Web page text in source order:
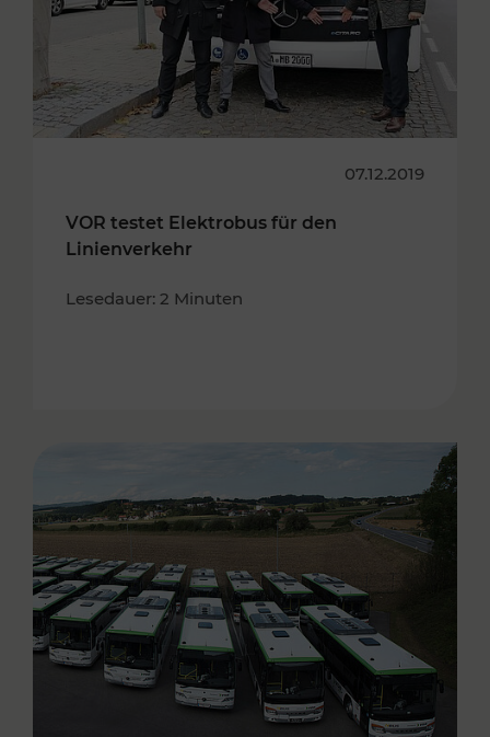
07.12.2019
VOR testet Elektrobus für den
Linienverkehr
Lesedauer: 2 Minuten